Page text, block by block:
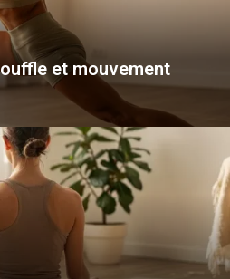
et mouvement